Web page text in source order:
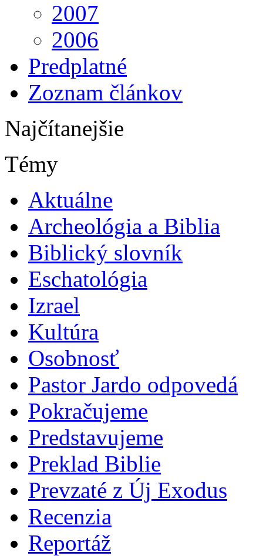
2007
2006
Predplatné
Zoznam článkov
Najčítanejšie
Témy
Aktuálne
Archeológia a Biblia
Biblický slovník
Eschatológia
Izrael
Kultúra
Osobnosť
Pastor Jardo odpovedá
Pokračujeme
Predstavujeme
Preklad Biblie
Prevzaté z Új Exodus
Recenzia
Reportáž